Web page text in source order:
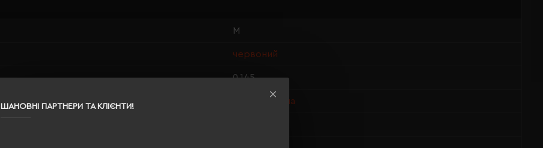
ШАНОВНІ ПАРТНЕРИ ТА КЛІЄНТИ!
M
червоний
0.145
100% бавовна